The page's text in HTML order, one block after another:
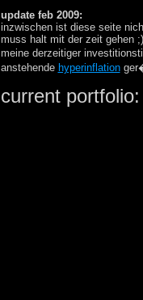
update feb 2009:
inzwischen ist diese seite
muss halt mit der zeit gehen ;)
meine derzeitiger
anstehende hyperinflation
current portfolio: